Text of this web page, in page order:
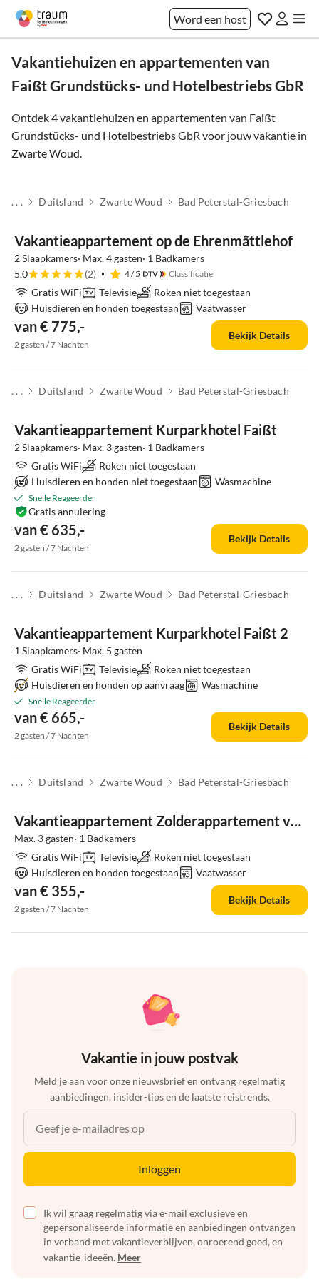
Word een host
Vakantiehuizen en appartementen van
Faißt Grundstücks- und Hotelbestriebs GbR
Ontdek 4 vakantiehuizen en appartementen van Faißt
Grundstücks- und Hotelbestriebs GbR voor jouw vakantie in
Zwarte Woud.
. . . Duitsland Zwarte Woud Bad Peterstal-Griesbach
Top-
rondleiding
Vakantieappartement op de Ehrenmättlehof
2 Slaapkamers· Max. 4 gasten· 1 Badkamers
5.0
(2) 4/ 5 Classificatie
Gratis WiFi Televisie
Roken niet toegestaan
Huisdieren en honden toegestaan
Vaatwasser
van € 775,-
2 gasten / 7 Nachten
Bekijk Details
. . . Duitsland Zwarte Woud Bad Peterstal-Griesbach
Top-
Vakantieappartement Kurparkhotel Faißt
2 Slaapkamers· Max. 3 gasten· 1 Badkamers
Gratis WiFi
Roken niet toegestaan
Huisdieren en honden niet toegestaan
Wasmachine
Snelle Reageerder
van € 635,-
Gratis annulering
2 gasten / 7 Nachten
Bekijk Details
. . . Duitsland Zwarte Woud Bad Peterstal-Griesbach
Top-
Vakantieappartement Kurparkhotel Faißt 2
1 Slaapkamers· Max. 5 gasten
Gratis WiFi
Televisie
Roken niet toegestaan
Huisdieren en honden op aanvraag
Wasmachine
Snelle Reageerder
van € 665,-
2 gasten / 7 Nachten
Bekijk Details
. . . Duitsland Zwarte Woud Bad Peterstal-Griesbach
Top-
Vakantieappartement Zolderappartement voor vakantie op de Ehrenmättlehof
Max. 3 gasten· 1 Badkamers
Gratis WiFi
Televisie
Roken niet toegestaan
Huisdieren en honden toegestaan
Vaatwasser
van € 355,-
2 gasten / 7 Nachten
Bekijk Details
Vakantie in jouw postvak
Meld je aan voor onze nieuwsbrief en ontvang regelmatig
aanbiedingen, insider-tips en de laatste reistrends.
Inloggen
Ik wil graag regelmatig via e-mail exclusieve en
gepersonaliseerde informatie en aanbiedingen ontvangen
in verband met vakantieverblijven, onroerend goed, en
vakantie-ideeën. Meer